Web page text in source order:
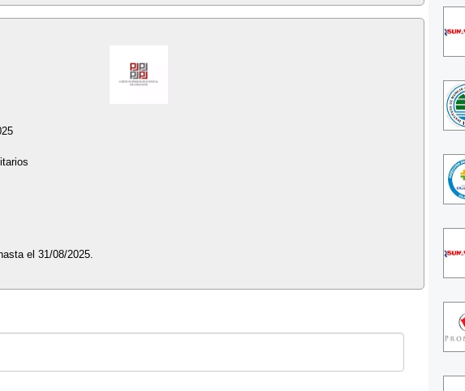
hasta el 31/08/2025.